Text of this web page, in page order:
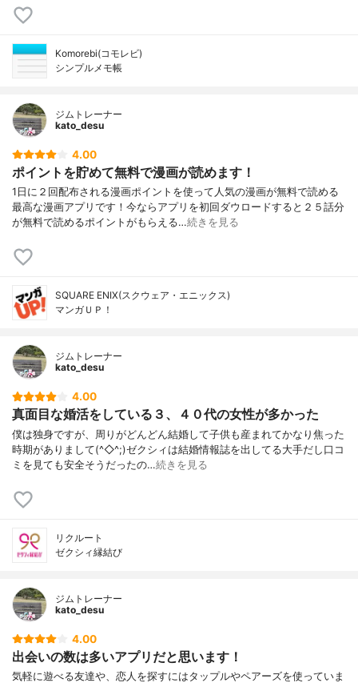
Komorebi(コモレビ)
シンプルメモ帳
ジムトレーナー
kato_desu
4.00
ポイントを貯めて無料で漫画が読めます！
1日に２回配布される漫画ポイントを使って人気の漫画が無料で読める
最高な漫画アプリです！今ならアプリを初回ダウロードすると２５話分
が無料で読めるポイントがもらえる…続きを見る
SQUARE ENIX(スクウェア・エニックス)
マンガＵＰ！
ジムトレーナー
kato_desu
4.00
真面目な婚活をしている３、４０代の女性が多かった
僕は独身ですが、周りがどんどん結婚して子供も産まれてかなり焦った
時期がありまして(^◇^;)ゼクシィは結婚情報誌を出してる大手だし口コ
ミを見ても安全そうだったの…続きを見る
リクルート
ゼクシィ縁結び
ジムトレーナー
kato_desu
4.00
出会いの数は多いアプリだと思います！
気軽に遊べる友達や、恋人を探すにはタップルやペアーズを使っていま